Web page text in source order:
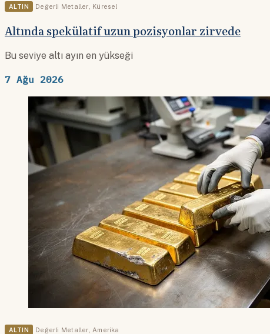
ALTIN Değerli Metaller Küresel
Altında spekülatif uzun pozisyonlar zirvede
Bu seviye altı ayın en yükseği
7 Ağu 2026
ALTIN Değerli Metaller Amerika